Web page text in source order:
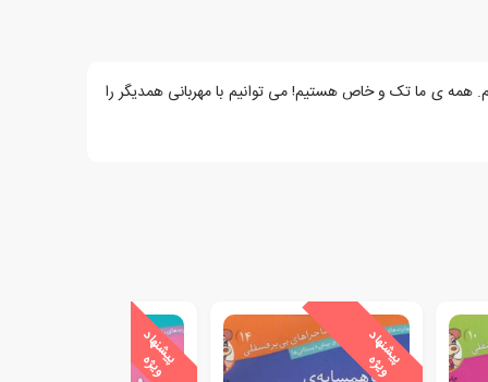
ی ما تک و خاص هستیم! می توانیم با مهربانی همدیگر را
پ
ی
ش
ن
ه
ا
د
و
ی
ژ
ه پ
ی
ش
ن
ه
ا
د
و
ی
ژ
ه